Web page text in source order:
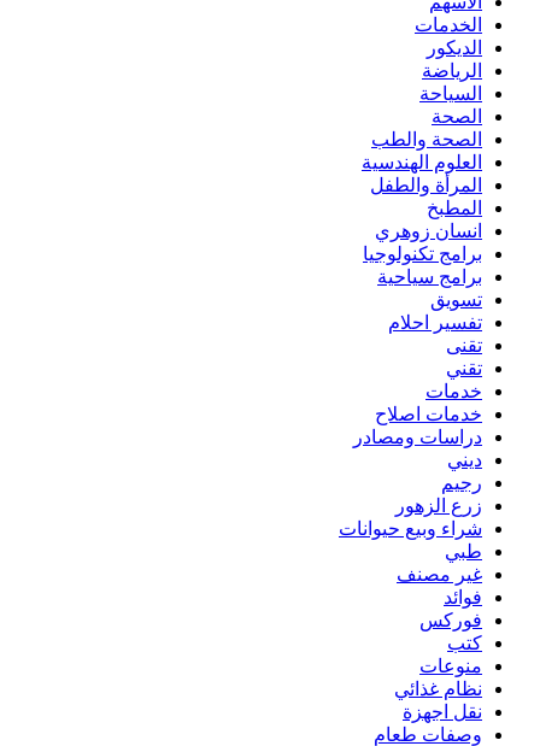
الخدمات
الديكور
الرياضة
السياحة
الصحة
الصحة والطب
العلوم الهندسية
المرأة والطفل
المطبخ
انسان زوهري
برامج تكنولوجيا
برامج سياحية
تسويق
تفسير احلام
تقنى
تقني
خدمات
خدمات اصلاح
دراسات ومصادر
ديني
رجيم
زرع الزهور
شراء وبيع حيوانات
طبي
غير مصنف
فوائد
فوركس
كتب
منوعات
نظام غذائي
نقل اجهزة
وصفات طعام